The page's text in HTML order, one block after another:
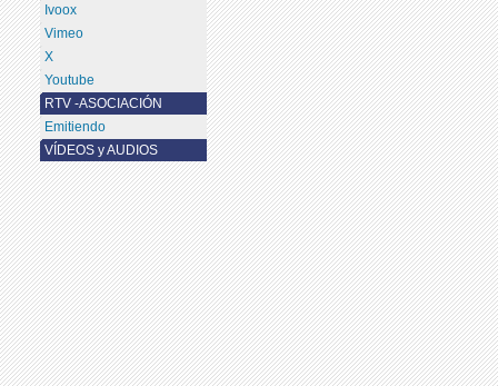
Ivoox
Vimeo
X
Youtube
RTV -ASOCIACIÓN
Emitiendo
VÍDEOS y AUDIOS